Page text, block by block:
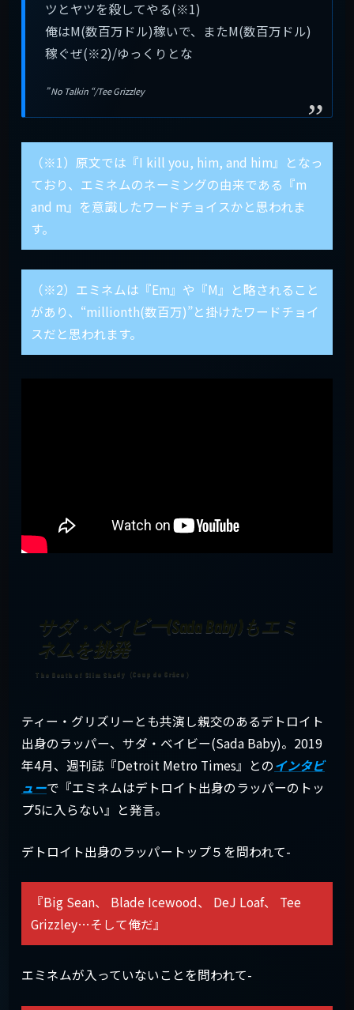
ツとヤツを殺してやる(※1)
俺はM(数百万ドル)稼いで、またM(数百万ドル)
稼ぐぜ(※2)/ゆっくりとな
” No Talkin “/Tee Grizzley
（※1）原文では『I kill you, him, and him』となっ
ており、エミネムのネーミングの由来である『m
and m』を意識したワードチョイスかと思われま
す。
（※2）エミネムは『Em』や『M』と略されること
があり、“millionth(数百万)”と掛けたワードチョイ
スだと思われます。
サダ・ベイビー(Sada Baby)もエミ
ネムを挑発
ティー・グリズリーとも共演し親交のあるデトロイト
出身のラッパー、サダ・ベイビー(Sada Baby)。2019
年4月、週刊誌『Detroit Metro Times』とのインタビ
ューで『エミネムはデトロイト出身のラッパーのトッ
プ5に入らない』と発言。
デトロイト出身のラッパートップ５を問われて-
『Big Sean、 Blade Icewood、 DeJ Loaf、 Tee
Grizzley…そして俺だ』
エミネムが入っていないことを問われて-